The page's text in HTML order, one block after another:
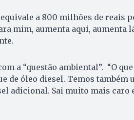
a 800 milhões de reais
mim, aumenta aqui, aumenta
a “questão ambiental”. “O
de óleo diesel. Temos também
adicional. Sai muito mais caro